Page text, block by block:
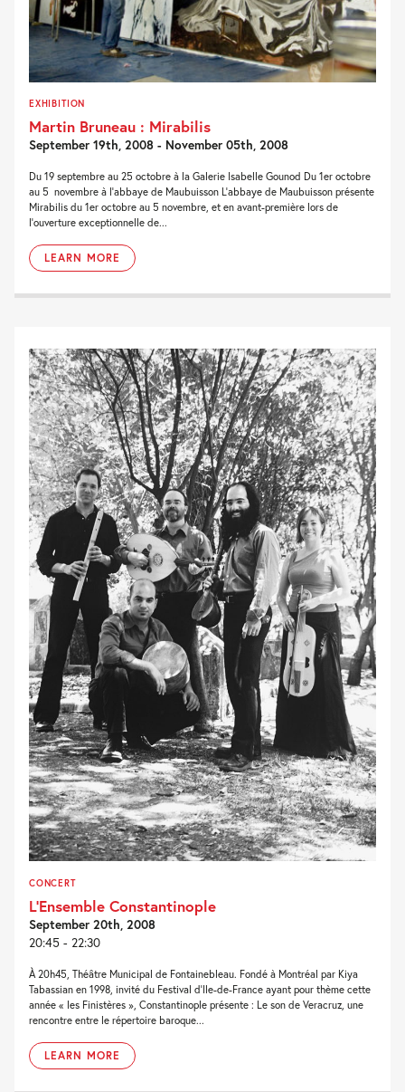
EXHIBITION
Martin Bruneau : Mirabilis
September 19th, 2008 - November 05th, 2008
Du 19 septembre au 25 octobre à la Galerie Isabelle Gounod Du 1er octobre
au 5 novembre à l’abbaye de Maubuisson L’abbaye de Maubuisson présente
Mirabilis du 1er octobre au 5 novembre, et en avant-première lors de
l’ouverture exceptionnelle de...
LEARN MORE
CONCERT
L’Ensemble Constantinople
September 20th, 2008
20:45 - 22:30
À 20h45, Théâtre Municipal de Fontainebleau. Fondé à Montréal par Kiya
Tabassian en 1998, invité du Festival d’Ile-de-France ayant pour thème cette
année « les Finistères », Constantinople présente : Le son de Veracruz, une
rencontre entre le répertoire baroque...
LEARN MORE